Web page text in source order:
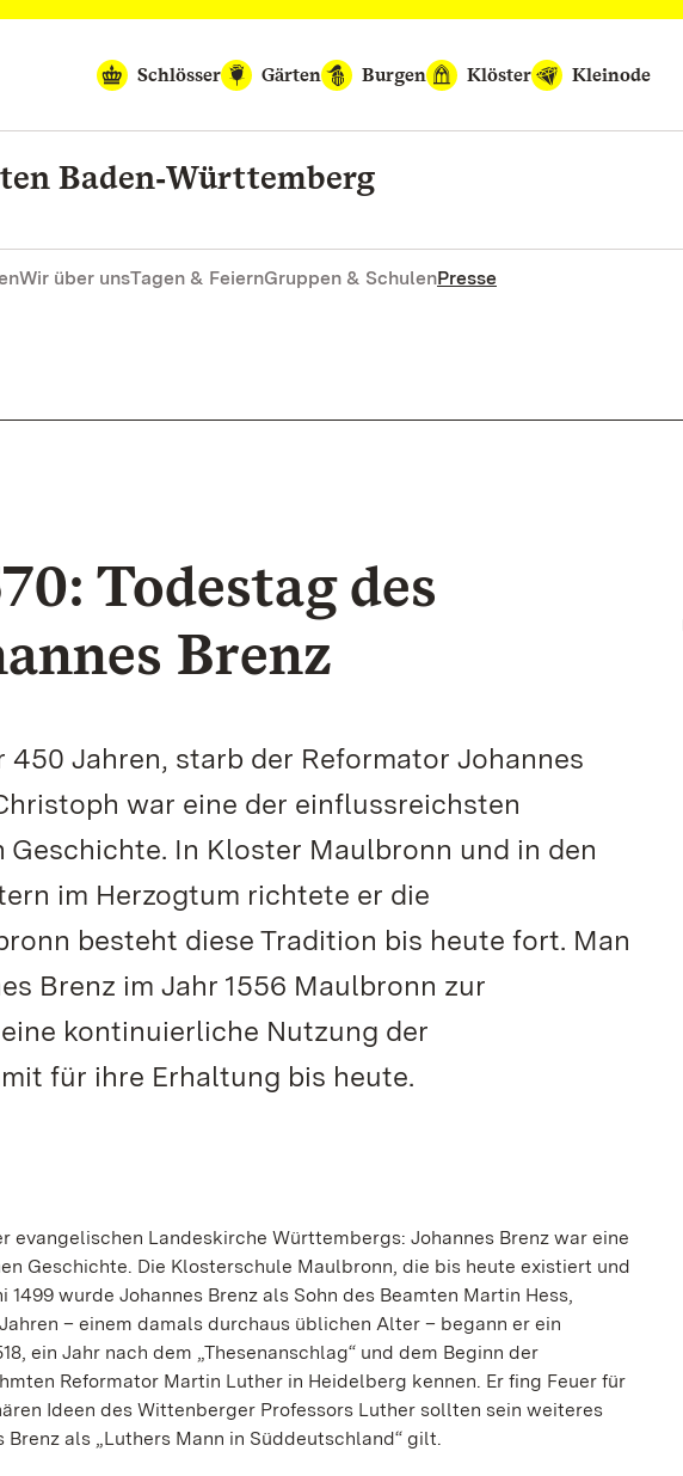
Schlösser
Gärten Burgen Klöster Kleinode
Baden‑Württemberg
Wir über unsTagen & FeiernGruppen & SchulenPresse
Todestag des
Brenz
450 Jahren, starb der Reformator Johannes
war eine der einflussreichsten
In Kloster Maulbronn und in den
im Herzogtum richtete er die
besteht diese Tradition bis heute fort. Man
Brenz im Jahr 1556 Maulbronn zur
kontinuierliche Nutzung der
für ihre Erhaltung bis heute.
evangelischen Landeskirche Württembergs: Johannes Brenz war eine
Geschichte. Die Klosterschule Maulbronn, die bis heute existiert und
wurde Johannes Brenz als Sohn des Beamten Martin Hess,
– einem damals durchaus üblichen Alter – begann er ein
ein Jahr nach dem „Thesenanschlag“ und dem Beginn der
Reformator Martin Luther in Heidelberg kennen. Er fing Feuer für
Ideen des Wittenberger Professors Luther sollten sein weiteres
als „Luthers Mann in Süddeutschland“ gilt.